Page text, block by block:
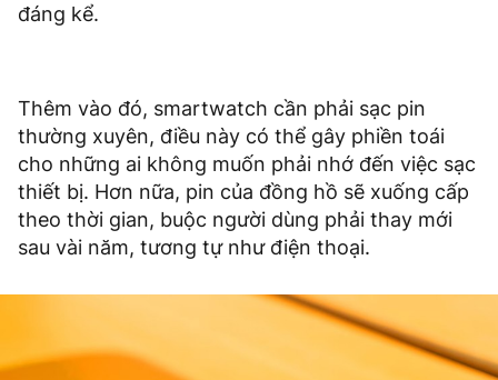
đáng kể.
Thêm vào đó, smartwatch cần phải sạc pin
thường xuyên, điều này có thể gây phiền toái
cho những ai không muốn phải nhớ đến việc sạc
thiết bị. Hơn nữa, pin của đồng hồ sẽ xuống cấp
theo thời gian, buộc người dùng phải thay mới
sau vài năm, tương tự như điện thoại.